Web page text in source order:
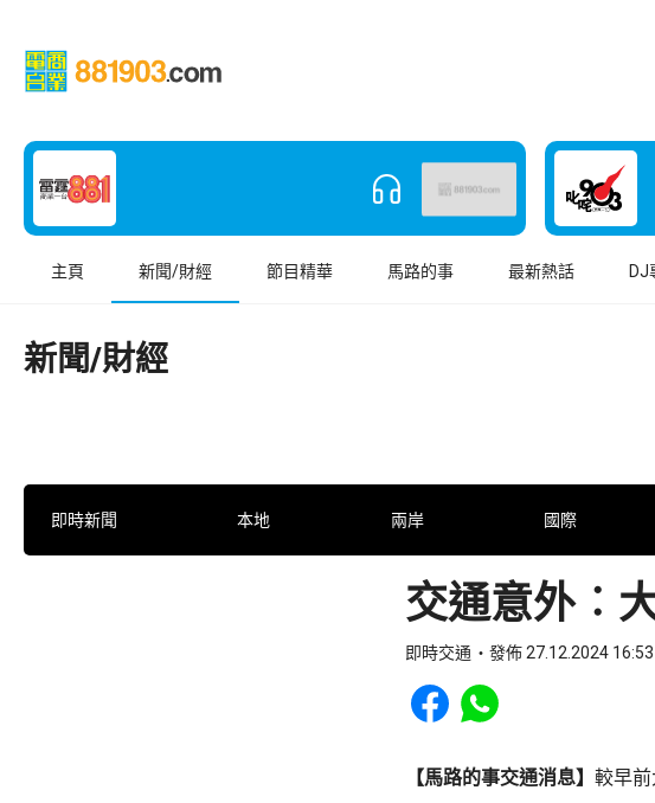
主頁 新聞/財經 節目精華 馬路的事 最新熱話 DJ
新聞/財經
即時新聞 本地 兩岸 國際
交通意外︰
即時交通 發佈 27.12.2024 16:53
Share to Facebook
Share to WhatsApp
【馬路的事交通消息】 較早